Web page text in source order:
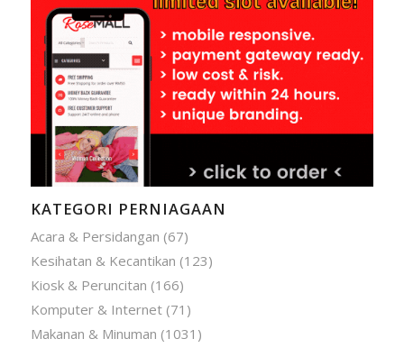
KATEGORI PERNIAGAAN
Acara & Persidangan (67)
Kesihatan & Kecantikan (123)
Kiosk & Peruncitan (166)
Komputer & Internet(71)
Makanan & Minuman (1031)